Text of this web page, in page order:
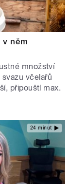
něm
množství
včelařů
připouští max.
24 minut